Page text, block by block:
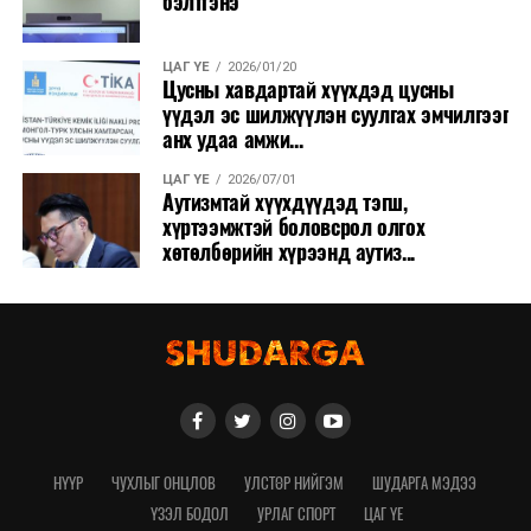
ЦАГ ҮЕ 2026/01/20
Цусны хавдартай хүүхдэд цусны
үүдэл эс шилжүүлэн суулгах эмчилгээг
анх удаа амжи...
ЦАГ ҮЕ 2026/07/01
Аутизмтай хүүхдүүдэд тэгш,
хүртээмжтэй боловсрол олгох
хөтөлбөрийн хүрээнд аутиз...
НҮҮР ЧУХЛЫГ ОНЦЛОВ УЛСТӨР НИЙГЭМ
ШУДАРГА МЭДЭЭ
ҮЗЭЛ БОДОЛ
УРЛАГ СПОРТ ЦАГ ҮЕ